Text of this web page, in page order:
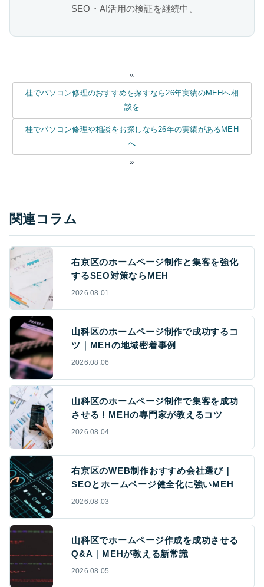
SEO・AI活用の検証を継続中。
«
桂でパソコン修理のおすすめを探すなら26年実績のMEHへ相
談を
桂でパソコン修理や相談をお探しなら26年の実績があるMEH
へ
»
関連コラム
右京区のホームページ制作と集客を強化
するSEO対策ならMEH
2026.08.01
山科区のホームページ制作で成功するコ
ツ｜MEHの地域密着事例
2026.08.06
山科区のホームページ制作で集客を成功
させる！MEHの専門家が教えるコツ
2026.08.04
右京区のWEB制作おすすめ会社選び｜
SEOとホームページ健全化に強いMEH
2026.08.03
山科区でホームページ作成を成功させる
Q&A｜MEHが教える新常識
2026.08.05